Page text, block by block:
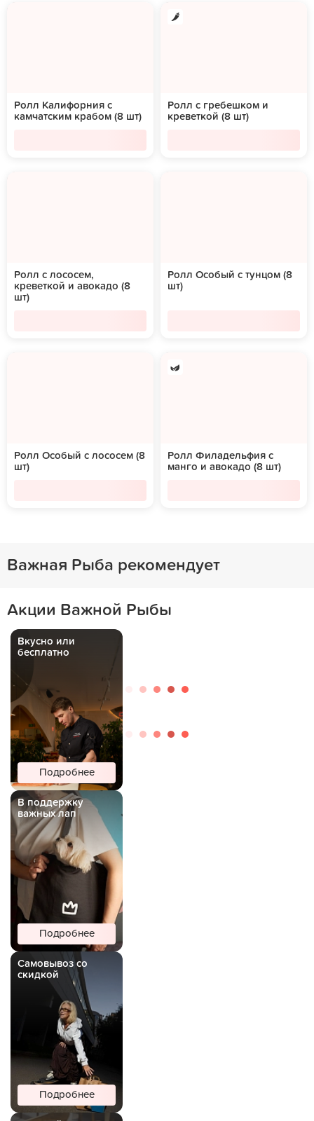
Ролл Калифорния с
камчатским крабом (8 шт)
Ролл с гребешком и
креветкой (8 шт)
Ролл с лососем,
креветкой и авокадо (8
шт)
Ролл Особый с тунцом (8
шт)
Ролл Особый с лососем (8
шт)
Ролл Филадельфия с
манго и авокадо (8 шт)
Важная Рыба рекомендует
Акции Важной Рыбы
Вкусно или
бесплатно
Подробнее
В поддержку
важных лап
Подробнее
Самовывоз со
скидкой
Подробнее